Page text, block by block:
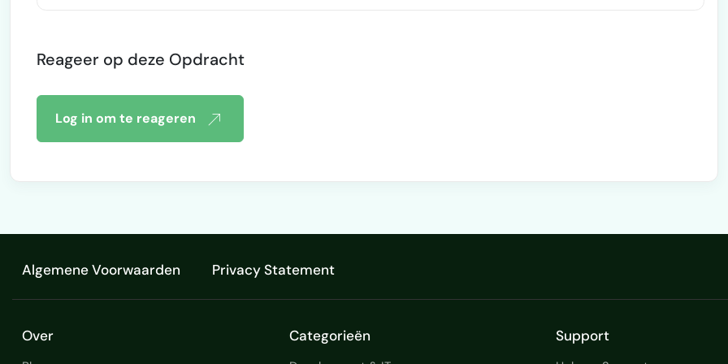
(Hoofdkraan 9,8 en Upwork To…
Reageer op deze Opdracht
Log in om te reageren
Algemene Voorwaarden Privacy Statement
Over Categorieën Support